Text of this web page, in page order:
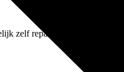
zelf repareren? Lees dan